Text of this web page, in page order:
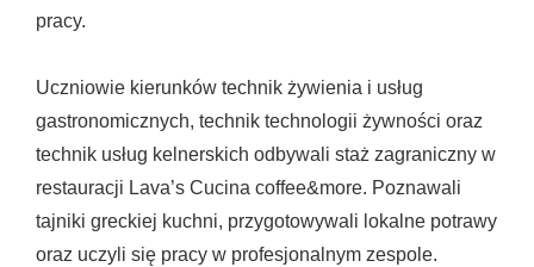
pracy.
Uczniowie kierunków technik żywienia i usług
gastronomicznych, technik technologii żywności oraz
technik usług kelnerskich odbywali staż zagraniczny w
restauracji Lava’s Cucina coffee&more. Poznawali
tajniki greckiej kuchni, przygotowywali lokalne potrawy
oraz uczyli się pracy w profesjonalnym zespole.